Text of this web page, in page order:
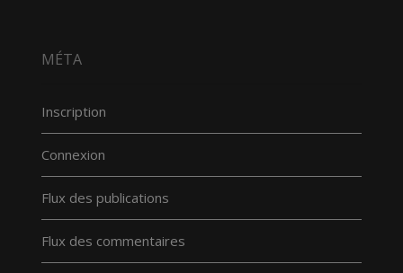
MÉTA
Inscription
Connexion
Flux des publications
Flux des commentaires